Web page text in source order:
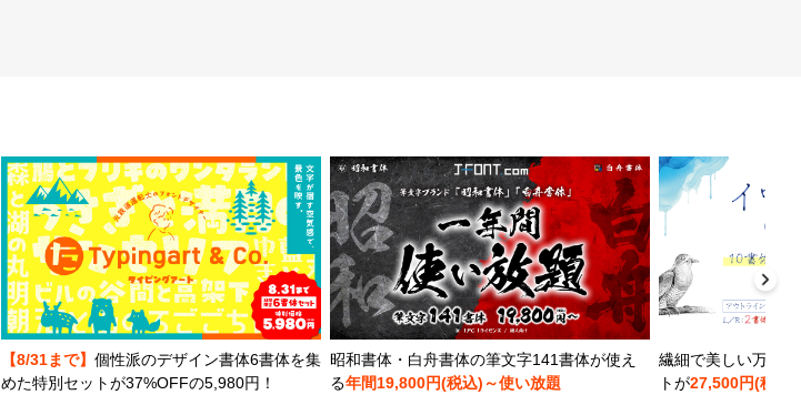
【8/31まで】 個性派のデザイン書体6書体を集
めた特別セットが37%OFFの5,980円！
昭和書体・白舟書体の筆文字141書体が使え
る年間19,800円(税込)～使い放題
繊細で美しい万年
トが27,500円(税込)